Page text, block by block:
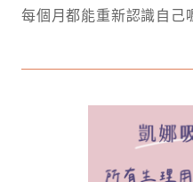
每個月都能重新認識自己